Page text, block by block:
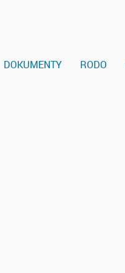
DOKUMENTY RODO